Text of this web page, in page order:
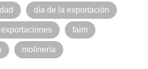
día de la exportación
exportaciones faim
molinería